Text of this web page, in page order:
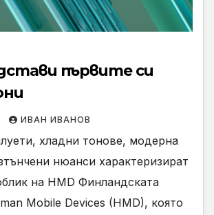
първите си
ИВАН ИВАНОВ
хладни тонове, модерна
нюанси характеризират
на HMD Финландската
Mobile Devices (HMD), която